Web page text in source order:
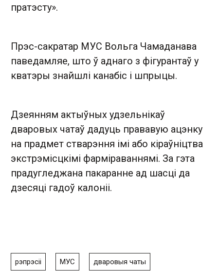
пратэсту».
Прэс-сакратар МУС Вольга Чамаданава
паведамляе, што ў аднаго з фігурантаў у
кватэры знайшлі канабіс і шпрыцы.
Дзеянням актыўных удзельнікаў
дваровых чатаў дадуць прававую ацэнку
на прадмет стварэння імі або кіраўніцтва
экстрэмісцкімі фарміраваннямі. За гэта
прадугледжана пакаранне ад шасці да
дзесяці гадоў калоніі.
рэпрэсіі МУС дваровыя чаты